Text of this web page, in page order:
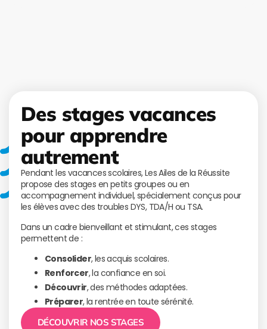
Des stages vacances
pour apprendre
autrement
Pendant les vacances scolaires, Les Ailes de la Réussite
propose des stages en petits groupes ou en
accompagnement individuel, spécialement conçus pour
les élèves avec des troubles DYS, TDA/H ou TSA.
Dans un cadre bienveillant et stimulant, ces stages
permettent de :
Consolider, les acquis scolaires.
Renforcer, la confiance en soi.
Découvrir, des méthodes adaptées.
Préparer, la rentrée en toute sérénité.
DÉCOUVRIR NOS STAGES